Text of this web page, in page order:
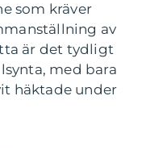
som kräver
av
är det tydligt
med bara
häktade under